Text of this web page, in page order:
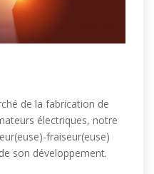
de la fabrication de
électriques, notre
fraiseur(euse)
son développement.